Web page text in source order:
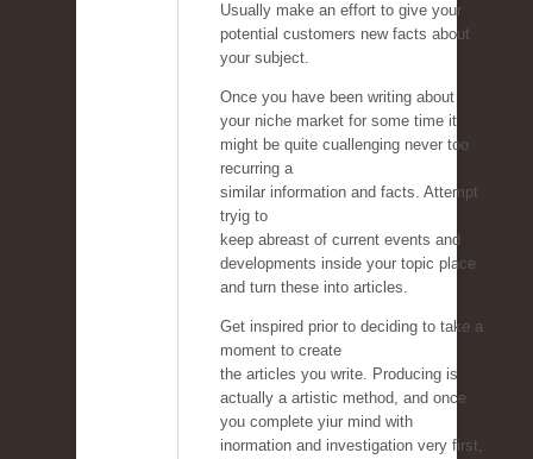
Usually make an effort to give your
potential customers new facts about
your subject.
Once you have been writing about
your niche market for some time it
might be quite cuallenging never too
recurring a
similar information and facts. Attempt
tryig to
keep abreast of current events and
developments inside your topic place
and turn these into articles.
Get inspired prior to deciding to take a
moment to create
the articles you write. Producing is
actually a artistic method, and once
you complete yiur mind with
inormation and investigation very first,